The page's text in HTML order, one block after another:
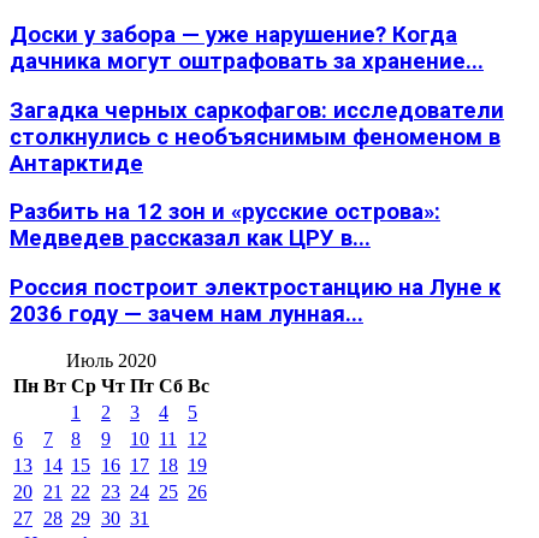
Доски у забора — уже нарушение? Когда
дачника могут оштрафовать за хранение...
Загадка черных саркофагов: исследователи
столкнулись с необъяснимым феноменом в
Антарктиде
Разбить на 12 зон и «русские острова»:
Медведев рассказал как ЦРУ в...
Россия построит электростанцию на Луне к
2036 году — зачем нам лунная...
Июль 2020
Пн Вт Ср Чт Пт Сб Вс
1
2 3 4
5
6
7 8 9 10 11
12
13 14 15 16 17 18 19
20 21 22 23 24 25 26
27 28 29 30 31